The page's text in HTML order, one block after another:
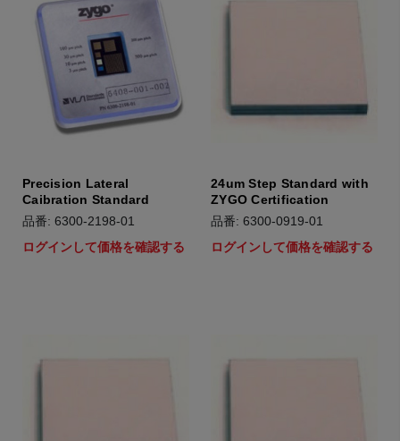
Precision Lateral
Caibration Standard
品番: 6300-2198-01
ログインして価格を確認する
24um Step Standard with
ZYGO Certification
品番: 6300-0919-01
ログインして価格を確認する